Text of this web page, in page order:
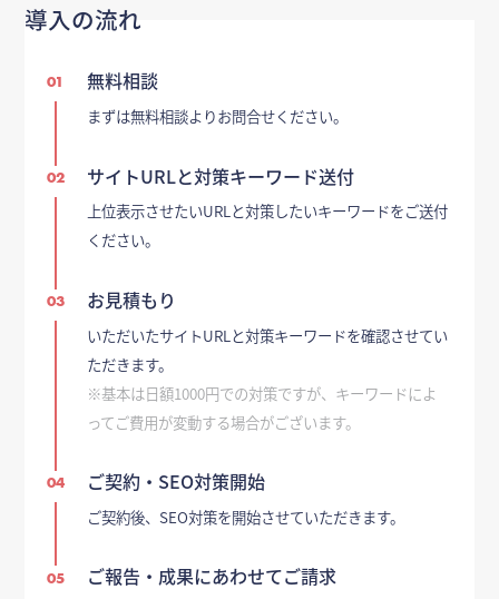
導入の流れ
01 無料相談
まずは無料相談よりお問合せください。
02 サイトURLと対策キーワード送付
上位表示させたいURLと対策したいキーワードをご送付
ください。
03 お見積もり
いただいたサイトURLと対策キーワードを確認させてい
ただきます。
※基本は日額1000円での対策ですが、キーワードによ
ってご費用が変動する場合がございます。
04 ご契約・SEO対策開始
ご契約後、SEO対策を開始させていただきます。
05 ご報告・成果にあわせてご請求